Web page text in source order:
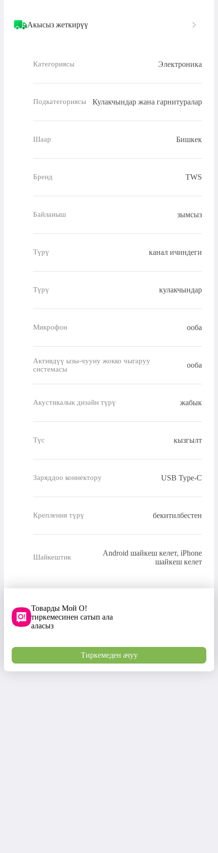
Акысыз жеткирүү
Категориясы Электроника
Подкатегориясы Кулакчындар жана гарнитуралар
Шаар Бишкек
Бренд TWS
Байланыш зымсыз
Түрү канал ичиндеги
Түрү кулакчындар
Микрофон ооба
Активдүү ызы-чууну жокко чыгаруу
системасы
ооба
Акустикалык дизайн түрү жабык
Түс кызгылт
Заряддоо коннектору USB Type-C
Крепления түрү бекитилбестен
Шайкештик
Android шайкеш келет, iPhone
шайкеш келет
Товарды Мой О!
тиркемесинен сатып ала
аласыз
Тиркемеден ачуу